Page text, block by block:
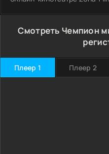
Смотреть Чемпион
Плеер 1 Плеер 2